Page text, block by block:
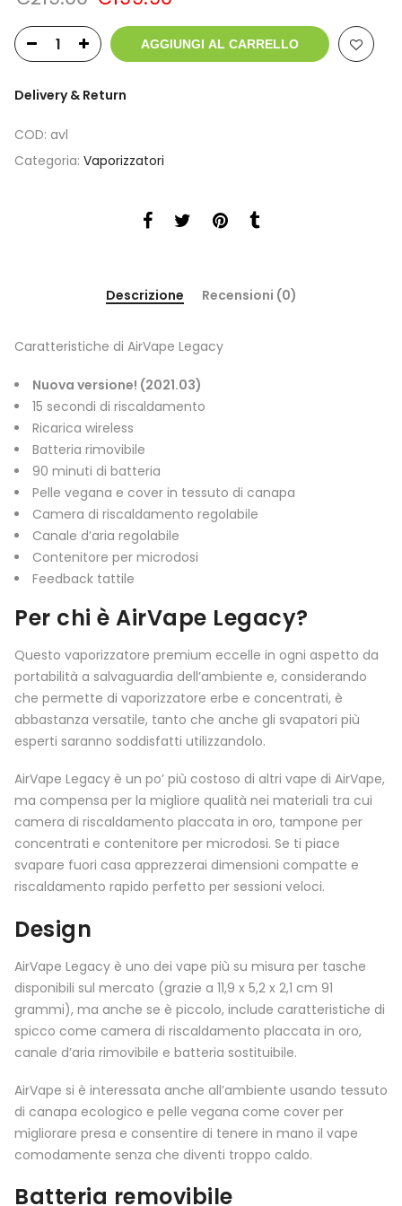
originale
era:
attuale
è:
AGGIUNGI AL CARRELLO
Delivery & Return
COD: avl
Categoria: Vaporizzatori
Descrizione Recensioni (0)
Caratteristiche di AirVape Legacy
Nuova versione! (2021.03)
15 secondi di riscaldamento
Ricarica wireless
Batteria rimovibile
90 minuti di batteria
Pelle vegana e cover in tessuto di canapa
Camera di riscaldamento regolabile
Canale d’aria regolabile
Contenitore per microdosi
Feedback tattile
Per chi è AirVape Legacy?
Questo vaporizzatore premium eccelle in ogni aspetto da
portabilità a salvaguardia dell’ambiente e, considerando
che permette di vaporizzatore erbe e concentrati, è
abbastanza versatile, tanto che anche gli svapatori più
esperti saranno soddisfatti utilizzandolo.
AirVape Legacy è un po’ più costoso di altri vape di AirVape,
ma compensa per la migliore qualità nei materiali tra cui
camera di riscaldamento placcata in oro, tampone per
concentrati e contenitore per microdosi. Se ti piace
svapare fuori casa apprezzerai dimensioni compatte e
riscaldamento rapido perfetto per sessioni veloci.
Design
AirVape Legacy è uno dei vape più su misura per tasche
disponibili sul mercato (grazie a 11,9 x 5,2 x 2,1 cm 91
grammi), ma anche se è piccolo, include caratteristiche di
spicco come camera di riscaldamento placcata in oro,
canale d’aria rimovibile e batteria sostituibile.
AirVape si è interessata anche all’ambiente usando tessuto
di canapa ecologico e pelle vegana come cover per
migliorare presa e consentire di tenere in mano il vape
comodamente senza che diventi troppo caldo.
Batteria removibile